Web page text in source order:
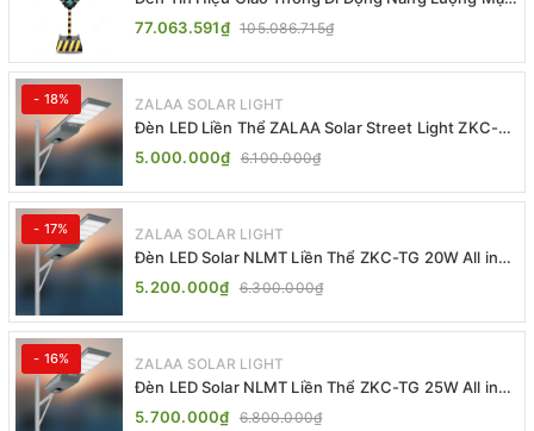
Trời ZALAA ZL-409300C
77.063.591₫ 105.086.715₫
- 18% ZALAA SOLAR LIGHT
Đèn LED Liền Thể ZALAA Solar Street Light ZKC-
TG 20W 25W 30W All In One
5.000.000₫ 6.100.000₫
- 17% ZALAA SOLAR LIGHT
Đèn LED Solar NLMT Liền Thể ZKC-TG 20W All in
One | ZALAA Street Light
5.200.000₫ 6.300.000₫
- 16% ZALAA SOLAR LIGHT
Đèn LED Solar NLMT Liền Thể ZKC-TG 25W All in
One | ZALAA Street Light
5.700.000₫ 6.800.000₫